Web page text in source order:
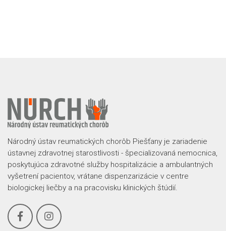
Národný ústav reumatických chorôb Piešťany je zariadenie
ústavnej zdravotnej starostlivosti - špecializovaná nemocnica,
poskytujúca zdravotné služby hospitalizácie a ambulantných
vyšetrení pacientov, vrátane dispenzarizácie v centre
biologickej liečby a na pracovisku klinických štúdií.